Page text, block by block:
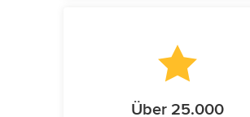
Über 25.000